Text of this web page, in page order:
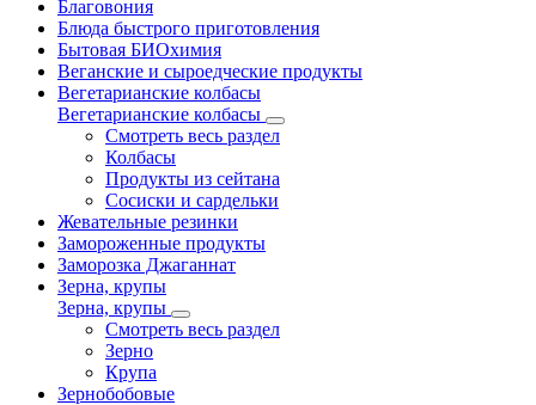
Благовония
Блюда быстрого приготовления
Бытовая БИОхимия
Веганские и сыроедческие продукты
Вегетарианские колбасы
Вегетарианские колбасы
Смотреть весь раздел
Колбасы
Продукты из сейтана
Сосиски и сардельки
Жевательные резинки
Замороженные продукты
Заморозка Джаганнат
Зерна, крупы
Зерна, крупы
Смотреть весь раздел
Зерно
Крупа
Зернобобовые